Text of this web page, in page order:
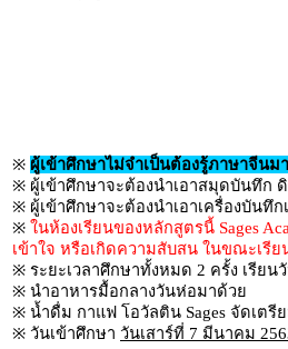
※ ผู้เข้าศึกษาไม่จำเป็นต้องรู้ภาษาจีน
※ ผู้เข้าศึกษาจะต้องนำเอาสมุดบันทึก
※ ผู้เข้าศึกษาจะต้องนำเอาเครื่องบันทึ
※ ในห้องเรียนของหลักสูตรนี้ Sages
เข้าใจ หรือเกิดความสับสน ในขณะเรีย
※ ระยะเวลาศึกษาทั้งหมด 2 ครั้ง เรียน
※ นำอาหารมื้อกลางวันห่อมาด้วย
※ น้ำดื่ม กาแฟ โอวัลติน Sages จัดเตรี
※ วันเข้าศึกษา วันเสาร์ที่ 7 มีนาคม